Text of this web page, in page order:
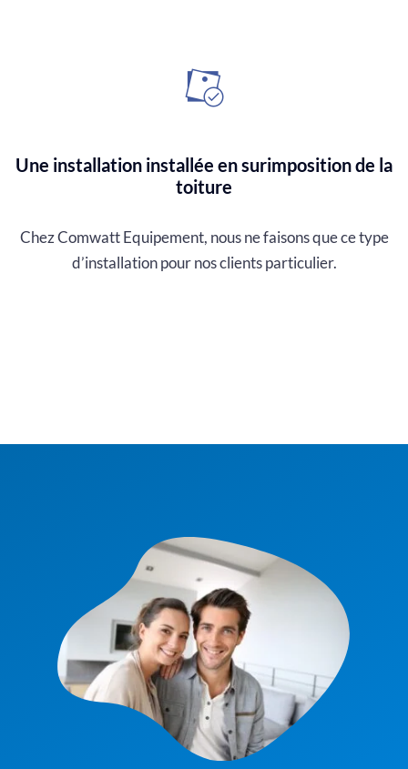
Une installation installée en surimposition de la
toiture
Chez Comwatt Equipement, nous ne faisons que ce type
d’installation pour nos clients particulier.